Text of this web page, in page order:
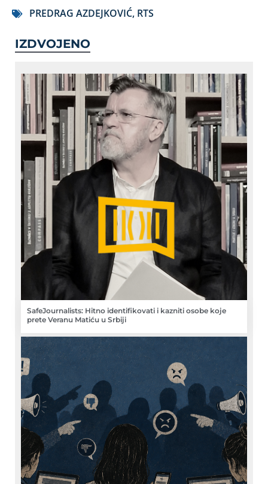
PREDRAG AZDEJKOVIĆ, RTS
IZDVOJENO
SafeJournalists: Hitno identifikovati i kazniti osobe koje
prete Veranu Matiću u Srbiji